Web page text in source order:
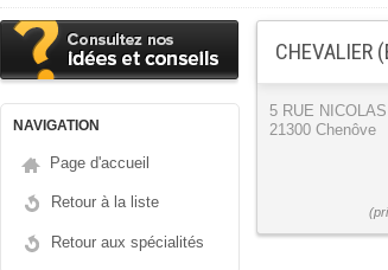
NAVIGATION
Page d'accueil
Retour à la liste
Retour aux spécialités
CHEVALIER
5 RUE NICOLAS
21300 Chenôve